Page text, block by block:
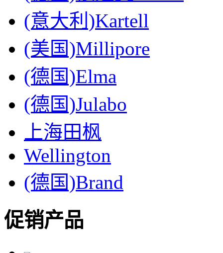
(意大利)Kartell
(美国)Millipore
(德国)Elma
(德国)Julabo
上海田枫
Wellington
(德国)Brand
促销产品